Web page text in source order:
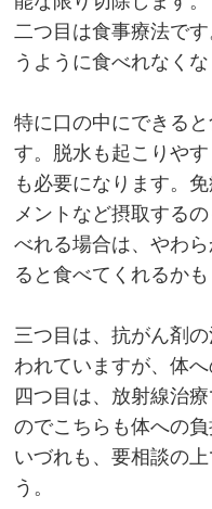
二つ目は食事療法で
うように食べれなくな
特に口の中にできる
す。脱水も起こりや
も必要になります。
メントなど摂取する
べれる場合は、やわ
ると食べてくれるかも
三つ目は、抗がん剤
われていますが、体へ
四つ目は、放射線治
のでこちらも体への負
いづれも、要相談の
う。